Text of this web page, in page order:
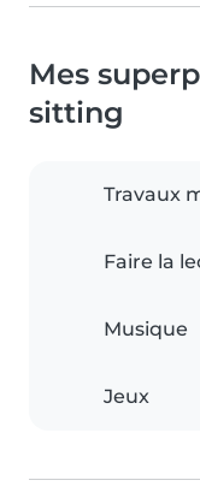
Mes
sitting
Travaux
Faire la
Musique
Jeux